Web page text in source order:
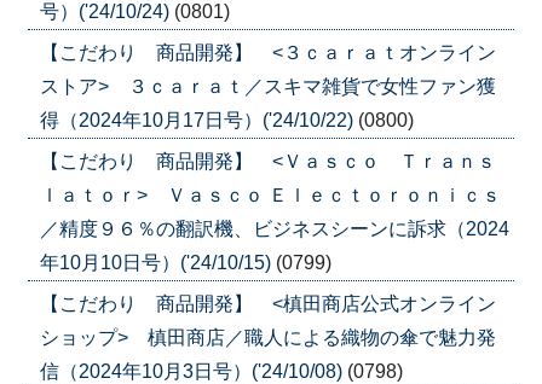
号）('24/10/24) (0801)
【こだわり 商品開発】 <３ｃａｒａｔオンライン
ストア> ３ｃａｒａｔ／スキマ雑貨で女性ファン獲
得（2024年10月17日号）('24/10/22) (0800)
【こだわり 商品開発】 <Ｖａｓｃｏ Ｔｒａｎｓ
ｌａｔｏｒ> Ｖａｓｃｏ Ｅｌｅｃｔｏｒｏｎｉｃｓ
／精度９６％の翻訳機、ビジネスシーンに訴求（2024
年10月10日号）('24/10/15) (0799)
【こだわり 商品開発】 <槙田商店公式オンライン
ショップ> 槙田商店／職人による織物の傘で魅力発
信（2024年10月3日号）('24/10/08) (0798)